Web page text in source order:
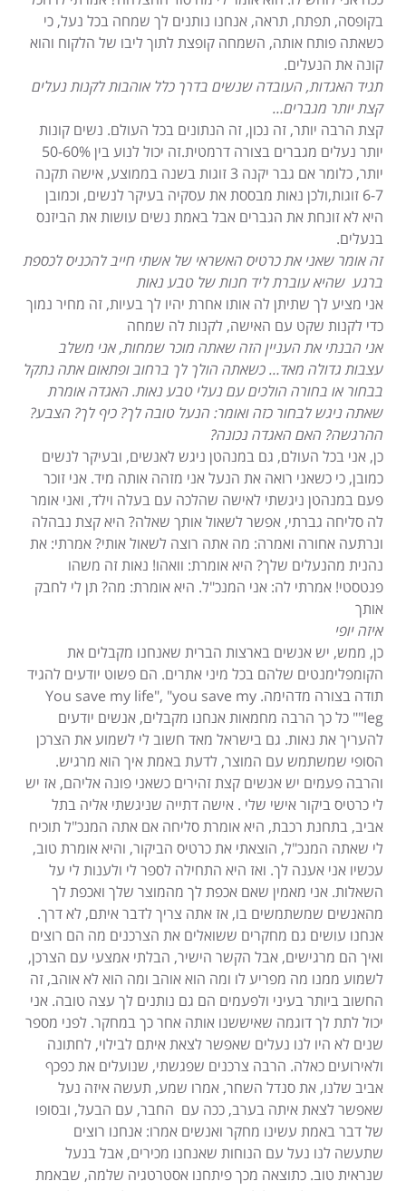
בקופסה, תפתח, תראה, אנחנו נותנים לך שמחה בכל נעל, כי
כשאתה פותח אותה, השמחה קופצת לתוך ליבו של הלקוח והוא
קונה את הנעלים.
תגיד האגדות, העובדה שנשים בדרך כלל אוהבות לקנות נעלים
קצת יותר מגברים…
קצת הרבה יותר, זה נכון, זה הנתונים בכל העולם. נשים קונות
יותר נעלים מגברים בצורה דרמטית.זה יכול לנוע בין 50-60%
יותר, כלומר אם גבר יקנה 3 זוגות בשנה בממוצע, אישה תקנה
6-7 זוגות,ולכן נאות מבססת את עסקיה בעיקר לנשים, וכמובן
היא לא זונחת את הגברים אבל באמת נשים עושות את הביזנס
בנעלים.
זה אומר שאני את כרטיס האשראי של אשתי חייב להכניס לכספת
ברגע שהיא עוברת ליד חנות של טבע נאות
אני מציע לך שתיתן לה אותו אחרת יהיו לך בעיות, זה מחיר נמוך
כדי לקנות שקט עם האישה, לקנות לה שמחה
אני הבנתי את העניין הזה שאתה מוכר שמחות, אני משלב
עצבות גדולה מאד…כשאתה הולך לך ברחוב ופתאום אתה נתקל
בבחור או בחורה הולכים עם נעלי טבע נאות. האגדה אומרת
שאתה ניגש לבחור כזה ואומר: הנעל טובה לך? כיף לך? הצבע?
ההרגשה? האם האגדה נכונה?
כן, אני בכל העולם, גם במנהטן ניגש לאנשים, ובעיקר לנשים
כמובן, כי כשאני רואה את הנעל אני מזהה אותה מיד. אני זוכר
פעם במנהטן ניגשתי לאישה שהלכה עם בעלה וילד, ואני אומר
לה סליחה גברתי, אפשר לשאול אותך שאלה? היא קצת נבהלה
ונרתעה אחורה ואמרה: מה אתה רוצה לשאול אותי? אמרתי: את
נהנית מהנעלים שלך? היא אומרת: וואהו! נאות זה משהו
פנטסטי! אמרתי לה: אני המנכ"ל. היא אומרת: מה? תן לי לחבק
אותך
איזה יופי
כן, ממש, יש אנשים בארצות הברית שאנחנו מקבלים את
הקומפלימנטים שלהם בכל מיני אתרים. הם פשוט יודעים להגיד
תודה בצורה מדהימה. You save my life", "you save my
leg"" כל כך הרבה מחמאות אנחנו מקבלים, אנשים יודעים
להעריך את נאות. גם בישראל מאד חשוב לי לשמוע את הצרכן
הסופי שמשתמש עם המוצר, לדעת באמת איך הוא מרגיש.
והרבה פעמים יש אנשים קצת זהירים כשאני פונה אליהם, אז יש
לי כרטיס ביקור אישי שלי . אישה דתייה שניגשתי אליה בתל
אביב, בתחנת רכבת, היא אומרת סליחה אם אתה המנכ"ל תוכיח
לי שאתה המנכ"ל, הוצאתי את כרטיס הביקור, והיא אומרת טוב,
עכשיו אני אענה לך. ואז היא התחילה לספר לי ולענות לי על
השאלות. אני מאמין שאם אכפת לך מהמוצר שלך ואכפת לך
מהאנשים שמשתמשים בו, אז אתה צריך לדבר איתם, לא דרך.
אנחנו עושים גם מחקרים ששואלים את הצרכנים מה הם רוצים
ואיך הם מרגישים, אבל הקשר הישיר, הבלתי אמצעי עם הצרכן,
לשמוע ממנו מה מפריע לו ומה הוא אוהב ומה הוא לא אוהב, זה
החשוב ביותר בעיני ולפעמים הם גם נותנים לך עצה טובה. אני
יכול לתת לך דוגמה שאיששנו אותה אחר כך במחקר. לפני מספר
שנים לא היו לנו נעלים שאפשר לצאת איתם לבילוי, לחתונה
ולאירועים כאלה. הרבה צרכנים שפגשתי, שנועלים את כפכף
אביב שלנו, את סנדל השחר, אמרו שמע, תעשה איזה נעל
שאפשר לצאת איתה בערב, ככה עם החבר, עם הבעל, ובסופו
של דבר באמת עשינו מחקר ואנשים אמרו: אנחנו רוצים
שתעשה לנו נעל עם הנוחות שאנחנו מכירים, אבל בנעל
שנראית טוב. כתוצאה מכך פיתחנו אסטרטגיה שלמה, שבאמת